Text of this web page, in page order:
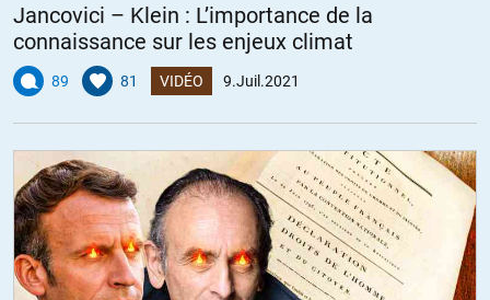
Jancovici – Klein : L’importance de la
connaissance sur les enjeux climat
89 81 VIDÉO 9.Juil.2021